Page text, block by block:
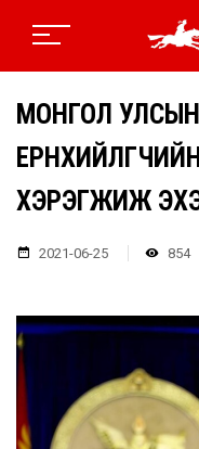
МОНГОЛ
ХЭРЭГЖИЖ
2021-06-25 854